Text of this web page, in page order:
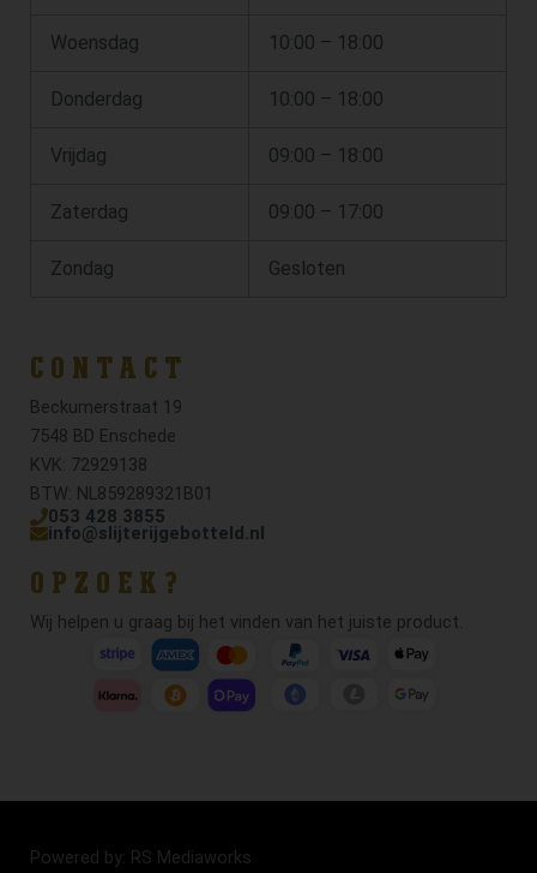
Woensdag 10:00 – 18:00
Donderdag 10:00 – 18:00
Vrijdag 09:00 – 18:00
Zaterdag 09:00 – 17:00
Zondag Gesloten
CONTACT
Beckumerstraat 19
7548 BD Enschede
KVK: 72929138
BTW: NL859289321B01
053 428 3855
info@slijterijgebotteld.nl
OPZOEK?
Wij helpen u graag bij het vinden van het juiste product.
Powered by: RS Mediaworks